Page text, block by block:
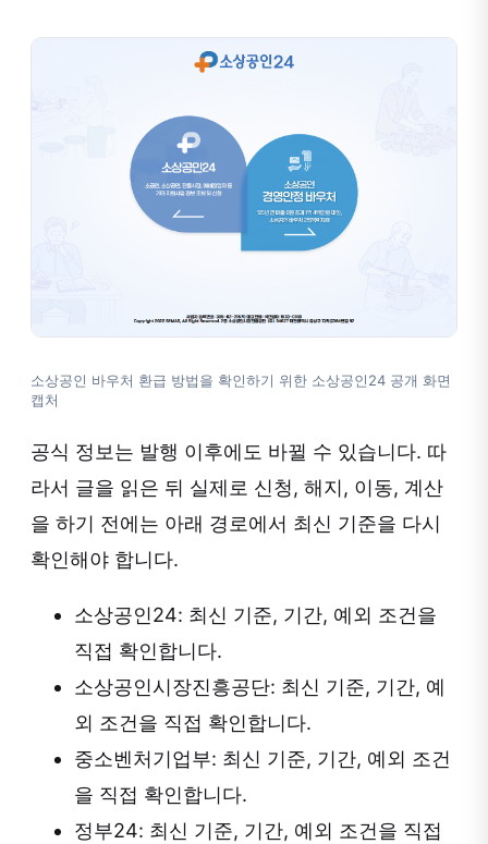
소상공인 바우처 환급 방법을 확인하기 위한 소상공인24 공개 화면
캡처
공식 정보는 발행 이후에도 바뀔 수 있습니다. 따
라서 글을 읽은 뒤 실제로 신청, 해지, 이동, 계산
을 하기 전에는 아래 경로에서 최신 기준을 다시
확인해야 합니다.
소상공인24: 최신 기준, 기간, 예외 조건을
직접 확인합니다.
소상공인시장진흥공단: 최신 기준, 기간, 예
외 조건을 직접 확인합니다.
중소벤처기업부: 최신 기준, 기간, 예외 조건
을 직접 확인합니다.
정부24: 최신 기준, 기간, 예외 조건을 직접